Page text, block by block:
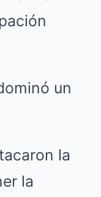
un
la
la